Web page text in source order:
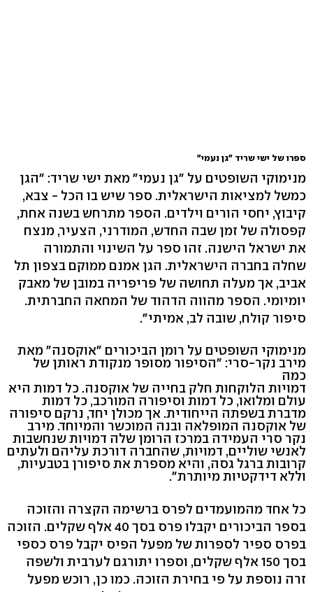
ספרו של ישי שריד "גן נעמי"
מנימוקי השופטים על "גן נעמי" מאת ישי שריד: "הגן
כמשל למציאות הישראלית. ספר שיש בו הכל - צבא,
קיבוץ, יחסי הורים וילדים. הספר מתרחש בשנה אחת,
קפסולה של זמן שבה החדש, המודרני, הצעיר, מנצח
את ישראל הישנה. זהו ספר על השינוי והתמורה
שחלה בחברה הישראלית. הגן אמנם ממוקם בצפון תל
אביב, אך מעלה תחושה של פריפריה במובן של מאבק
יומיומי. הספר מהווה הדהוד של המחאה החברתית.
סיפור קולח, שובה לב, אמיתי".
מנימוקי השופטים על רומן הביכורים "אוקסנה" מאת
מירב נקר-סרי: "הסיפור מסופר מנקודת ראותן של
כמה
דמויות הלוקחות חלק בחייה של אוקסנה. כל דמות היא
עולם ומלואו, כל דמות וסיפורה המורכב, כל דמות
מדברת בשפתה הייחודית. אך מכולן יחד, נרקם סיפורה
של אוקסנה המופלאה ובנה המוכשר והמיוחד. מירב
נקר סרי העמידה במרכז הרומן שלה דמויות שנחשבות
לאנשי שוליים, דמויות, שהחברה דורכת עליהם ולעתים
קרובות ברגל גסה, והיא מספרת את סיפורן בטבעיות,
וללא דידקטיות מיותרת".
כל אחד מהמועמדים לפרס ברשימה הקצרה והזוכה
בספר הביכורים יקבלו פרס בסך 40 אלף שקלים. הזוכה
בפרס ספיר לספרות של מפעל הפיס יקבל פרס כספי
בסך 150 אלף שקלים, וספרו יתורגם לערבית ולשפה
זרה נוספת על פי בחירת הזוכה. כמו כן, רוכש מפעל